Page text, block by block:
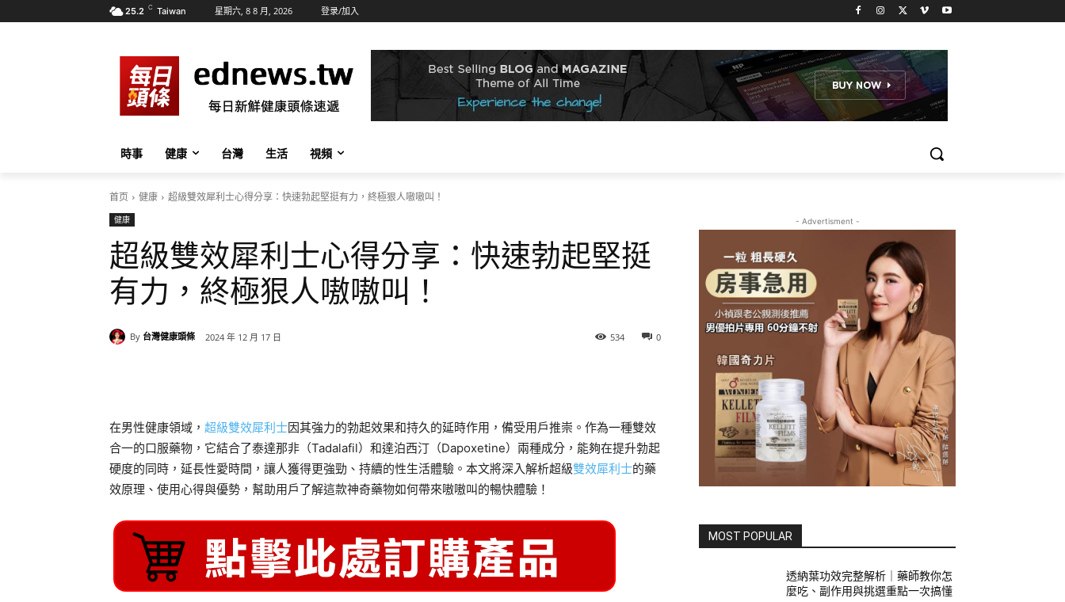
25.2 C Taiwan 星期六, 8 8 月, 2026 登录/加入
時事 健康 台灣 生活 視頻
首页 健康 超級雙效犀利士心得分享：快速勃起堅挺有力，終極狠人嗷嗷叫！
健康
超級雙效犀利士心得分享：快速勃起堅挺
有力，終極狠人嗷嗷叫！
By 台灣健康頭條 2024 年 12 月 17 日 0
534
在男性健康領域， 超級雙效犀利士因其強力的勃起效果和持久的延時作用，備受用戶推崇。作為一種雙效
合一的口服藥物，它結合了泰達那非（Tadalafil）和達泊西汀（Dapoxetine）兩種成分，能夠在提升勃起
硬度的同時，延長性愛時間，讓人獲得更強勁、持續的性生活體驗。本文將深入解析超級雙效犀利士的藥
效原理、使用心得與優勢，幫助用戶了解這款神奇藥物如何帶來嗷嗷叫的暢快體驗！
- Advertisment -
MOST POPULAR
透納葉功效完整解析｜藥師教你怎
麼吃、副作用與挑選重點一次搞懂